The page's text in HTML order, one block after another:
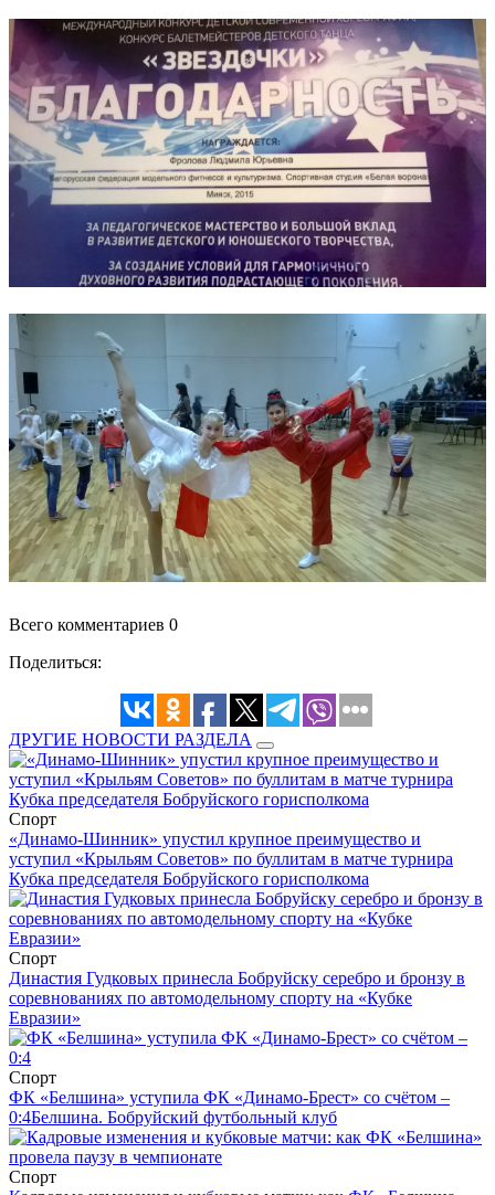
Всего комментариев 0
Поделиться:
ДРУГИЕ НОВОСТИ РАЗДЕЛА
Спорт
«Динамо-Шинник» упустил крупное преимущество и
уступил «Крыльям Советов» по буллитам в матче турнира
Кубка председателя Бобруйского горисполкома
Спорт
Династия Гудковых принесла Бобруйску серебро и бронзу в
соревнованиях по автомодельному спорту на «Кубке
Евразии»
Спорт
ФК «Белшина» уступила ФК «Динамо-Брест» со счётом –
0:4Белшина. Бобруйский футбольный клуб
Спорт